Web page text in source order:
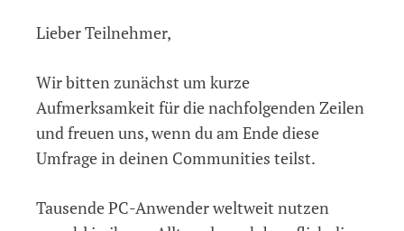
Lieber Teilnehmer,
Wir bitten zunächst um kurze
Aufmerksamkeit für die nachfolgenden Zeilen
und freuen uns, wenn du am Ende diese
Umfrage in deinen Communities teilst.
Tausende PC-Anwender weltweit nutzen